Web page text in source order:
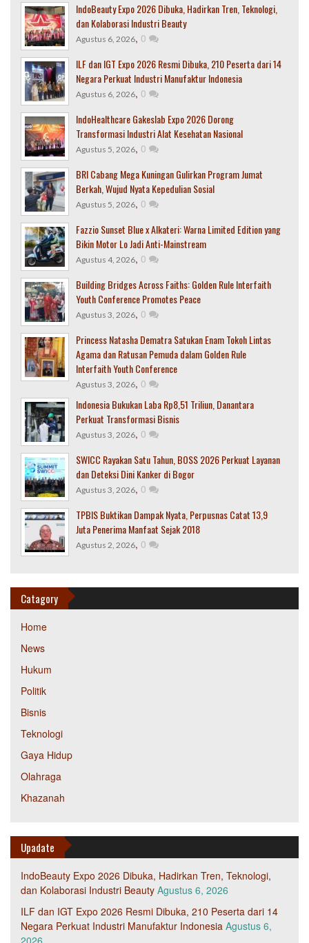
IndoBeauty Expo 2026 Dibuka, Hadirkan Tren, Teknologi,
dan Kolaborasi Industri Beauty
Agustus 6, 2026, 0
ILF dan IGT Expo 2026 Resmi Dibuka, 210 Peserta dari 14
Negara Perkuat Industri Manufaktur Indonesia
Agustus 6, 2026, 0
IndoHealthcare Gakeslab Expo 2026 Dorong
Transformasi Industri Alat Kesehatan Nasional
Agustus 5, 2026, 0
BRI Cabang Mega Kuningan Gulirkan Program Jumat
Berkah, Wujud Nyata Kepedulian Sosial
Agustus 5, 2026, 0
Fazzio Sunset Blue x Alkateri: Warna Limited Edition yang
Bikin Motor Lo Jadi Anti-Mainstream
Agustus 4, 2026, 0
Building Bridges Across Faiths: Golden Rule Interfaith
Youth Conference Promotes Peace
Agustus 3, 2026, 0
Princess Natasha Dematra Satukan Enam Tokoh Lintas
Agama dan Ratusan Pemuda dalam Golden Rule
Interfaith Youth Conference
Agustus 3, 2026, 0
Indonesia Bukukan Laba Rp8,51 Triliun, Danantara
Perkuat Transformasi Bisnis
Agustus 3, 2026, 0
SWICC Rayakan Satu Tahun, BOSS 2026 Perkuat Layanan
dan Deteksi Dini Kanker di Bogor
Agustus 3, 2026, 0
TPBIS Buktikan Dampak Nyata, Perpusnas Catat 13,9
Juta Penerima Manfaat Sejak 2018
Agustus 2, 2026, 0
Catagory
Home
News
Hukum
Politik
Bisnis
Teknologi
Gaya Hidup
Olahraga
Khazanah
Upadate
IndoBeauty Expo 2026 Dibuka, Hadirkan Tren, Teknologi,
dan Kolaborasi Industri Beauty Agustus 6, 2026
ILF dan IGT Expo 2026 Resmi Dibuka, 210 Peserta dari 14
Negara Perkuat Industri Manufaktur Indonesia Agustus 6,
2026